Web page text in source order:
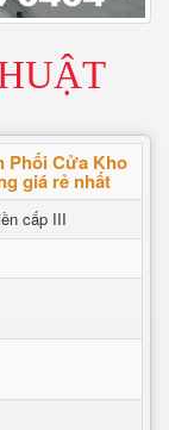
Phối Cửa Kho
giá rẻ nhất
cấp III